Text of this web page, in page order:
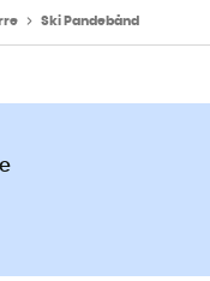
Ski Pandebånd